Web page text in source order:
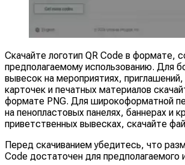
Скачайте логотип QR Code в формате,
предполагаемому использованию. Для
вывесок на мероприятиях,
карточек и печатных материалов
формате PNG. Для широкоформатной
на пенопластовых панелях, баннерах и
приветственных вывесках, скачайте
Перед скачиванием убедитесь, что
Code достаточен для предполагаемого